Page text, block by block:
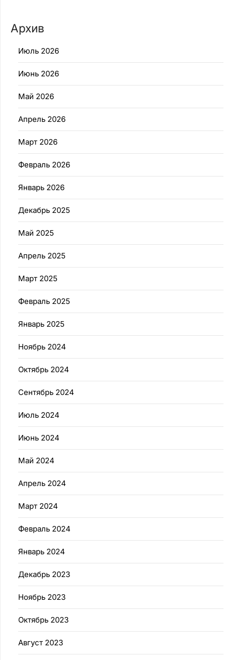
Архив
Июль 2026
Июнь 2026
Май 2026
Апрель 2026
Март 2026
Февраль 2026
Январь 2026
Декабрь 2025
Май 2025
Апрель 2025
Март 2025
Февраль 2025
Январь 2025
Ноябрь 2024
Октябрь 2024
Сентябрь 2024
Июль 2024
Июнь 2024
Май 2024
Апрель 2024
Март 2024
Февраль 2024
Январь 2024
Декабрь 2023
Ноябрь 2023
Октябрь 2023
Август 2023